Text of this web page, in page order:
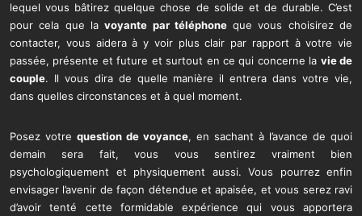
lequel vous bâtirez quelque chose de solide et de durable. C’est
pour cela que lavoyante par téléphoneque vous choisirez de
contacter, vous aidera à y voir plus clair par rapport à votre vie
passée, présente et future et surtout en ce qui concerne la vie de
couple. Il vous dira de quelle manière il entrera dans votre vie,
dans quelles circonstances et à quel moment.
Posez votre question de voyance, en sachant à l’avance de quoi
demain sera fait, vous vous sentirez vraiment bien
psychologiquement et physiquement aussi. Vous pourrez enfin
envisager l’avenir de façon détendue et apaisée, et vous serez ravi
d’avoir tenté cette formidable expérience qui vous apportera